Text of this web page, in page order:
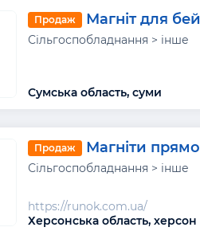
Продаж Магніт для
Сільгоспобладнання > інше
Сумська область, суми
Продаж Магніти
Сільгоспобладнання > інше
https://runok.com.ua/
Херсонська область, херсон